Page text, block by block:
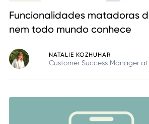
Funcionalidades matadoras
nem todo mundo conhece
NATALIE KOZHUHAR
Customer Success Manager